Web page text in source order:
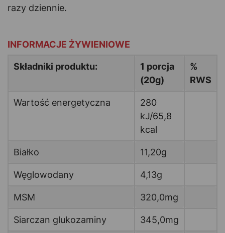
razy dziennie.
INFORMACJE ŻYWIENIOWE
Składniki produktu:
1 porcja
(20g)
%
RWS
Wartość energetyczna
280
kJ/65,8
kcal
Białko 11,20g
Węglowodany 4,13g
MSM 320,0mg
Siarczan glukozaminy 345,0mg